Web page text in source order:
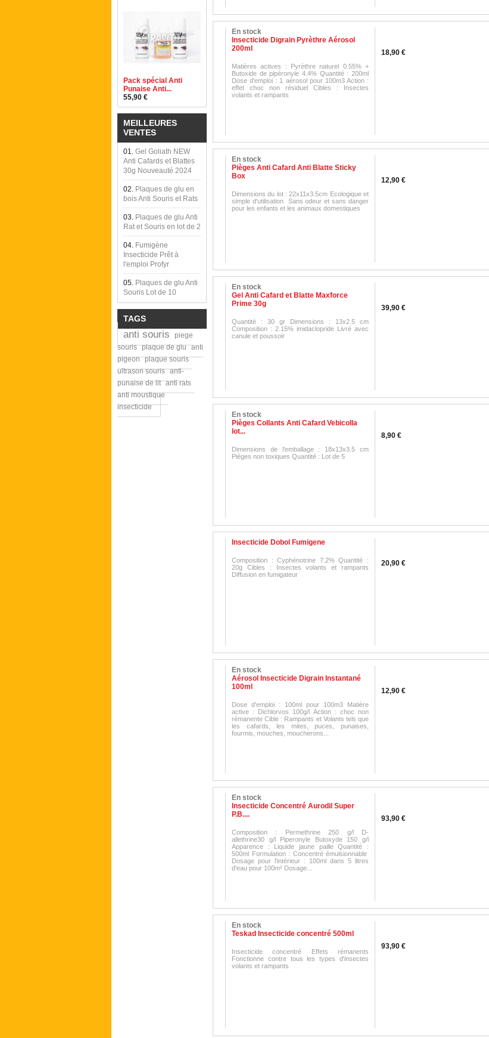
Pack spécial Anti
Punaise Anti...
55,90 €
MEILLEURES
VENTES
01. Gel Goliath NEW
Anti Cafards et Blattes
30g Nouveauté 2024
02. Plaques de glu en
bois Anti Souris et Rats
03. Plaques de glu Anti
Rat et Souris en lot de 2
04. Fumigène
Insecticide Prêt à
l'emploi Profyr
05. Plaques de glu Anti
Souris Lot de 10
TAGS
anti souris
piege
souris plaque de glu anti
pigeon plaque souris
ultrason souris anti-
punaise de lit anti rats
anti moustique
insecticide
En stock
Insecticide Digrain Pyrèthre Aérosol
200ml
Matières actives : Pyrèthre naturel 0.55% +
Butoxide de pipéronyle 4.4% Quantité : 200ml
Dose d'emploi : 1 aérosol pour 100m3 Action :
effet choc non résiduel Cibles : Insectes
volants et rampants
18,90 €
En stock
Pièges Anti Cafard Anti Blatte Sticky
Box
Dimensions du lot : 22x11x3.5cm Ecologique et
simple d'utilisation Sans odeur et sans danger
pour les enfants et les animaux domestiques
12,90 €
En stock
Gel Anti Cafard et Blatte Maxforce
Prime 30g
Quantité : 30 gr Dimensions : 13x2.5 cm
Composition : 2.15% imidaclopride Livré avec
canule et poussoir
39,90 €
En stock
Pièges Collants Anti Cafard Vebicolla
lot...
Dimensions de l'emballage : 18x13x3.5 cm
Pièges non toxiques Quantité : Lot de 5
8,90 €
Insecticide Dobol Fumigene
Composition : Cyphénotrine 7.2% Quantité :
20g Cibles : Insectes volants et rampants
Diffusion en fumigateur
20,90 €
En stock
Aérosol Insecticide Digrain Instantané
100ml
Dose d'emploi : 100ml pour 100m3 Matière
active : Dichlorvos 100g/l Action : choc non
rémanente Cible : Rampants et Volants tels que
les cafards, les mites, puces, punaises,
fourmis, mouches, moucherons...
12,90 €
En stock
Insecticide Concentré Aurodil Super
P.B....
Composition : Permethrine 250 g/l D-
allethrine30 g/l Piperonyle Butoxyde 150 g/l
Apparence : Liquide jaune paille Quantité :
500ml Formulation : Concentré émulsionnable
Dosage pour l'intérieur : 100ml dans 5 litres
d'eau pour 100m² Dosage...
93,90 €
En stock
Teskad Insecticide concentré 500ml
Insecticide concentré Effets rémanents
Fonctionne contre tous les types d'insectes
volants et rampants
93,90 €